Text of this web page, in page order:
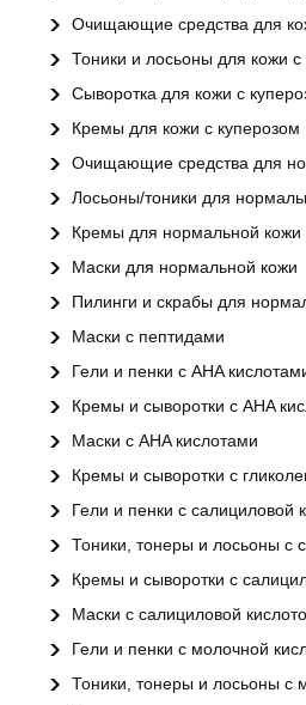
Очищающие средства для
Тоники и лосьоны для кожи с
Сыворотка для кожи с
Кремы для кожи с куперозом
Очищающие средства для
Лосьоны/тоники для
Кремы для нормальной кожи
Маски для нормальной кожи
Пилинги и скрабы для
Маски с пептидами
Гели и пенки с AHA
Кремы и сыворотки с AHA
Маски с AHA кислотами
Кремы и сыворотки с
Гели и пенки с салициловой
Тоники, тонеры и лосьоны с
Кремы и сыворотки с
Маски с салициловой
Гели и пенки с молочной
Тоники, тонеры и лосьоны с